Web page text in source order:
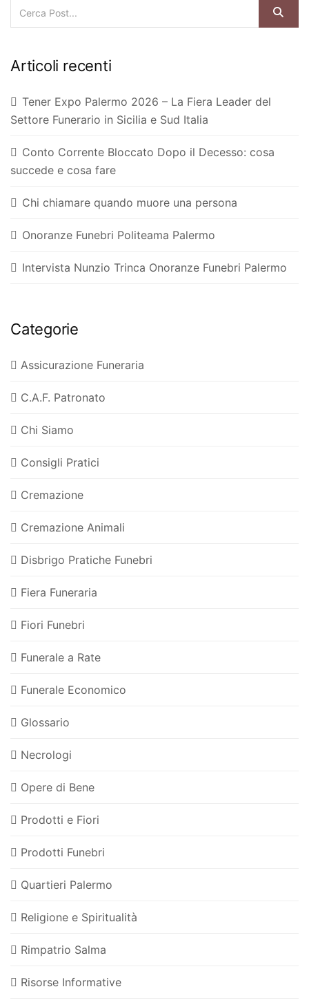
Articoli recenti
Tener Expo Palermo 2026 – La Fiera Leader del
Settore Funerario in Sicilia e Sud Italia
Conto Corrente Bloccato Dopo il Decesso: cosa
succede e cosa fare
Chi chiamare quando muore una persona
Onoranze Funebri Politeama Palermo
Intervista Nunzio Trinca Onoranze Funebri Palermo
Categorie
Assicurazione Funeraria
C.A.F. Patronato
Chi Siamo
Consigli Pratici
Cremazione
Cremazione Animali
Disbrigo Pratiche Funebri
Fiera Funeraria
Fiori Funebri
Funerale a Rate
Funerale Economico
Glossario
Necrologi
Opere di Bene
Prodotti e Fiori
Prodotti Funebri
Quartieri Palermo
Religione e Spiritualità
Rimpatrio Salma
Risorse Informative